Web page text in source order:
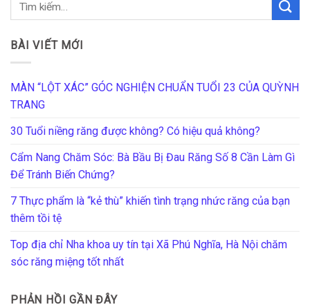
BÀI VIẾT MỚI
MÀN “LỘT XÁC” GÓC NGHIỆN CHUẨN TUỔI 23 CỦA QUỲNH
TRANG
30 Tuổi niềng răng được không? Có hiệu quả không?
Cẩm Nang Chăm Sóc: Bà Bầu Bị Đau Răng Số 8 Cần Làm Gì
Để Tránh Biến Chứng?
7 Thực phẩm là “kẻ thù” khiến tình trạng nhức răng của bạn
thêm tồi tệ
Top địa chỉ Nha khoa uy tín tại Xã Phú Nghĩa, Hà Nội chăm
sóc răng miệng tốt nhất
PHẢN HỒI GẦN ĐÂY